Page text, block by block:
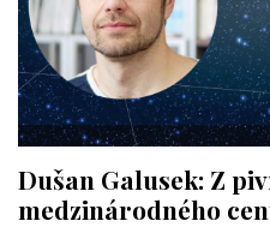
Dušan Galusek: Z
medzinárodného